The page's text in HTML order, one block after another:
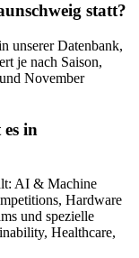
statt?
unserer Datenbank,
je nach Saison,
November
in
AI & Machine
Hardware
und spezielle
Healthcare,